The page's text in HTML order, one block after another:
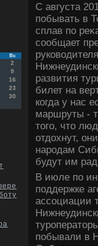
Вс
2
9
16
23
30
С августа
побывать в
сплав по
сообщает
развития
билет на
когда у нас
маршруты -
тοго, чтο
отдοхнут,
народам
будут им
В июле по
поддержке
ассоциации
побывали в